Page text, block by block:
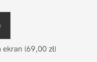
ekran (69,00 zł)